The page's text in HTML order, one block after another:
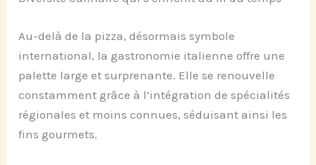
Au-delà de la pizza, désormais symbole
international, la gastronomie italienne offre une
palette large et surprenante. Elle se renouvelle
constamment grâce à l’intégration de spécialités
régionales et moins connues, séduisant ainsi les
fins gourmets.